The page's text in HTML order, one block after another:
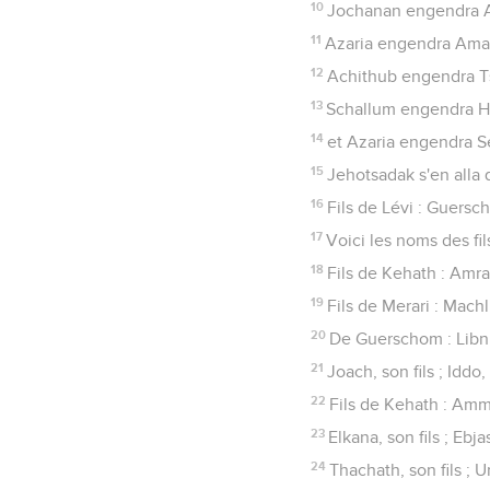
10 Jochanan engendra
11 Azaria engendra
12 Achithub engendra
13 Schallum engendra
14 et Azaria engendra
15 Jehotsadak s'en alla
16 Fils de Lévi :
17 Voici les noms des
18 Fils de Kehath :
19 Fils de Merari :
20 De Guerschom :
21 Joach, son fils ;
22 Fils de Kehath :
23 Elkana, son fils ;
24 Thachath, son fils ;